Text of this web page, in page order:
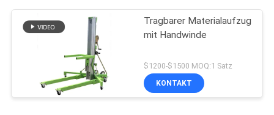
Tragbarer Materialaufzug
mit Handwinde
$1200-$1500 MOQ:1 Satz
KONTAKT